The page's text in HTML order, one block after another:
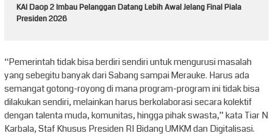
KAI Daop 2 Imbau Pelanggan Datang Lebih Awal Jelang Final Piala
Presiden 2026
“Pemerintah tidak bisa berdiri sendiri untuk mengurusi masalah
yang sebegitu banyak dari Sabang sampai Merauke. Harus ada
semangat gotong-royong di mana program-program ini tidak bisa
dilakukan sendiri, melainkan harus berkolaborasi secara kolektif
dengan talenta muda, komunitas, hingga pihak swasta,” kata Tiar N
Karbala, Staf Khusus Presiden RI Bidang UMKM dan Digitalisasi.